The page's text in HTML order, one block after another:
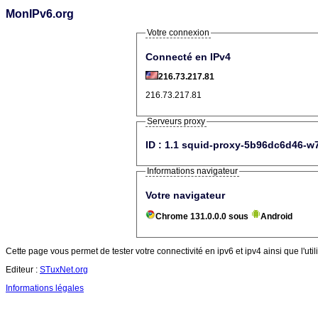
MonIPv6.org
Votre connexion
Connecté en IPv4
216.73.217.81
216.73.217.81
Serveurs proxy
ID : 1.1 squid-proxy-5b96dc6d46-
Informations navigateur
Votre navigateur
Chrome 131.0.0.0 sous Android
Cette page vous permet de tester votre connectivité en ipv6 et ipv4 ainsi que
Editeur : STuxNet.org
Informations légales